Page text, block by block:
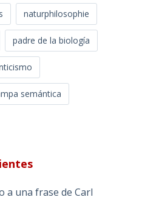
naturphilosophie
padre de la biología
semántica
a una frase de Carl